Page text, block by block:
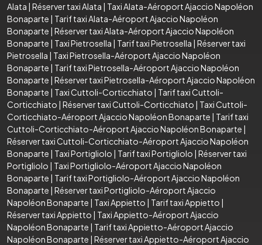
Alata | Réserver taxi Alata | Taxi Alata-Aéroport Ajaccio Napoléon
Bonaparte | Tarif taxi Alata-Aéroport Ajaccio Napoléon
Bonaparte | Réserver taxi Alata-Aéroport Ajaccio Napoléon
Bonaparte | Taxi Pietrosella | Tarif taxi Pietrosella | Réserver taxi
Pietrosella | Taxi Pietrosella-Aéroport Ajaccio Napoléon
Bonaparte | Tarif taxi Pietrosella-Aéroport Ajaccio Napoléon
Bonaparte | Réserver taxi Pietrosella-Aéroport Ajaccio Napoléon
Bonaparte | Taxi Cuttoli-Corticchiato | Tarif taxi Cuttoli-
Corticchiato | Réserver taxi Cuttoli-Corticchiato | Taxi Cuttoli-
Corticchiato-Aéroport Ajaccio Napoléon Bonaparte | Tarif taxi
Cuttoli-Corticchiato-Aéroport Ajaccio Napoléon Bonaparte |
Réserver taxi Cuttoli-Corticchiato-Aéroport Ajaccio Napoléon
Bonaparte | Taxi Portigliolo | Tarif taxi Portigliolo | Réserver taxi
Portigliolo | Taxi Portigliolo-Aéroport Ajaccio Napoléon
Bonaparte | Tarif taxi Portigliolo-Aéroport Ajaccio Napoléon
Bonaparte | Réserver taxi Portigliolo-Aéroport Ajaccio
Napoléon Bonaparte | Taxi Appietto | Tarif taxi Appietto |
Réserver taxi Appietto | Taxi Appietto-Aéroport Ajaccio
Napoléon Bonaparte | Tarif taxi Appietto-Aéroport Ajaccio
Napoléon Bonaparte | Réserver taxi Appietto-Aéroport Ajaccio